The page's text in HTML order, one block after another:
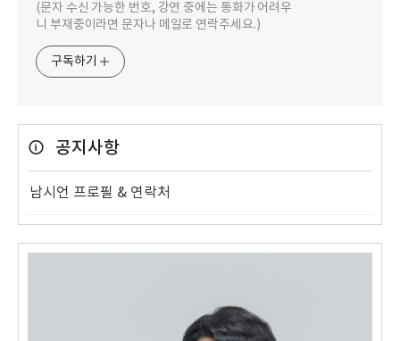
(문자 수신 가능한 번호, 강연 중에는 통화가 어려우
니 부재중이라면 문자나 메일로 연락주세요.)
구독하기
공지사항
남시언 프로필 & 연락처